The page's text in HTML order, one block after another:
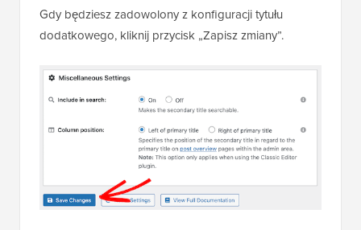
Gdy będziesz zadowolony z konfiguracji tytułu
dodatkowego, kliknij przycisk „Zapisz zmiany”.